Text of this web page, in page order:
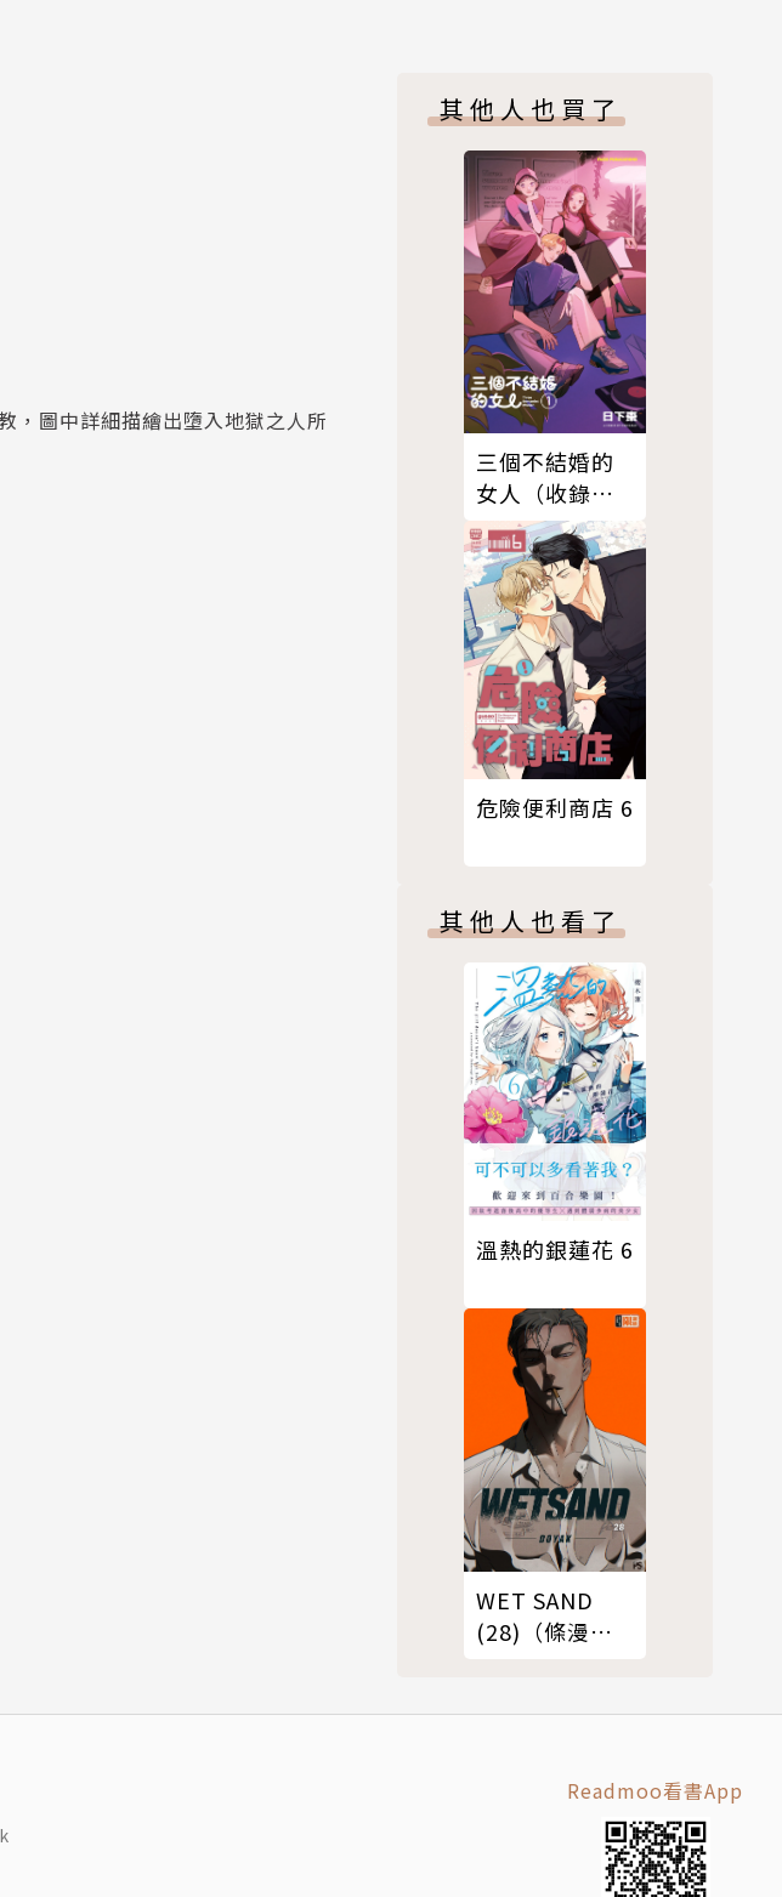
，圖中詳細描繪出墮入地獄之人所
其他人也買了
三個不結婚的
女人（收錄全
新彩頁X首次公
開番外篇）
危險便利商店 6
其他人也看了
溫熱的銀蓮花 6
WET SAND
(28)（條漫
Readmoo看書App